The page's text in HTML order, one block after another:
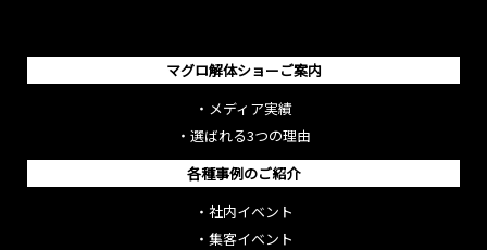
マグロ解体ショーご案内
・ メディア実績
・ 選ばれる3つの理由
各種事例のご紹介
・ 社内イベント
・ 集客イベント